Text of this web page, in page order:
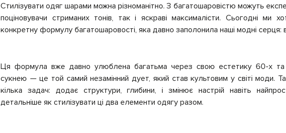
Стилізувати одяг шарами можна різноманітно. З багатошаровістю можуть
поціновувачи стриманих тонів, так і яскраві максималісти. Сьогодні ми
конкретну формулу багатошаровості, яка давно заполонила наші модні серця:
Ця формула вже давно улюблена багатьма через свою естетику 60-х та
сукнею — це той самий незамінний дует, який став культовим у світі моди.
кілька задач: додає структури, глибини, і змінює настрій навіть
детальніше як стилізувати ці два елементи одягу разом.